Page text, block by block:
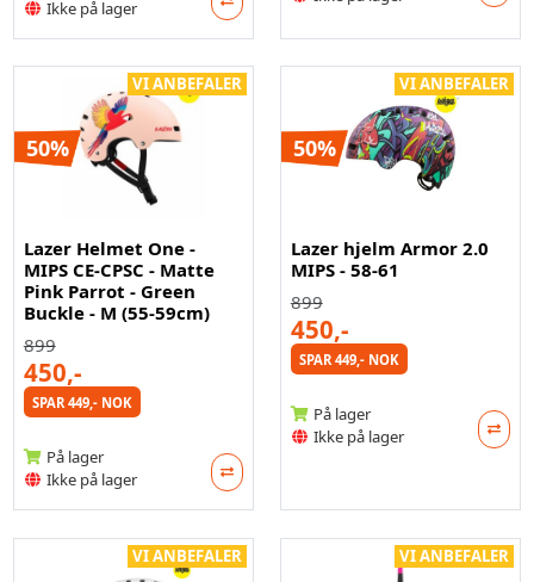
Ikke på lager
VI ANBEFALER
50%
Lazer Helmet One -
MIPS CE-CPSC - Matte
Pink Parrot - Green
Buckle - M (55-59cm)
899
450,-
SPAR 449,- NOK
På lager
Ikke på lager
VI ANBEFALER
50%
Lazer hjelm Armor 2.0
MIPS - 58-61
899
450,-
SPAR 449,- NOK
På lager
Ikke på lager
VI ANBEFALER VI ANBEFALER